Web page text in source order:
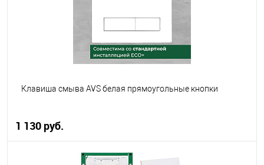
Клавиша смыва AVS белая прямоугольные кнопки
1 130 руб.
В корзину